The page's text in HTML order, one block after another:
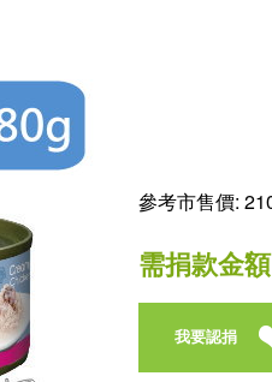
參考市售價:
需捐款金
我要認捐